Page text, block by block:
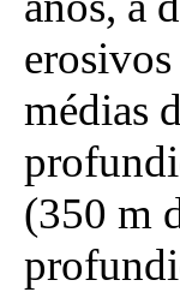
médias
(350 m